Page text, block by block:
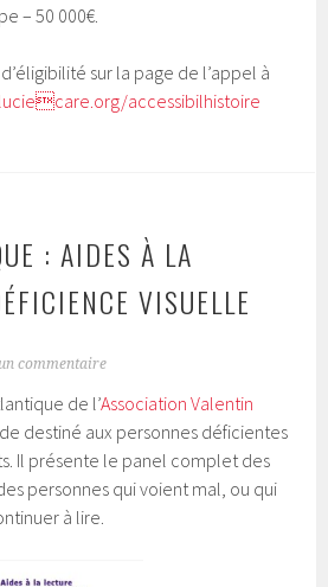
– 50 000€.
sur la page de l’appel à
accessibilhistoire
: AIDES À LA
VISUELLE
commentaire
de l’Association Valentin
destiné aux personnes déficientes
Il présente le panel complet des
personnes qui voient mal, ou qui
à lire.